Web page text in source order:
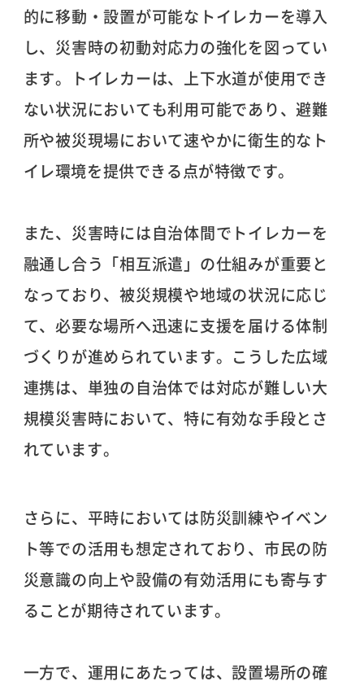
的に移動・設置が可能なトイレカーを導入
し、災害時の初動対応力の強化を図ってい
ます。トイレカーは、上下水道が使用でき
ない状況においても利用可能であり、避難
所や被災現場において速やかに衛生的なト
イレ環境を提供できる点が特徴です。
また、災害時には自治体間でトイレカーを
融通し合う「相互派遣」の仕組みが重要と
なっており、被災規模や地域の状況に応じ
て、必要な場所へ迅速に支援を届ける体制
づくりが進められています。こうした広域
連携は、単独の自治体では対応が難しい大
規模災害時において、特に有効な手段とさ
れています。
さらに、平時においては防災訓練やイベン
ト等での活用も想定されており、市民の防
災意識の向上や設備の有効活用にも寄与す
ることが期待されています。
一方で、運用にあたっては、設置場所の確